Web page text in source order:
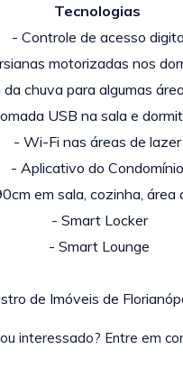
Tecnologias
- Controle de acesso
motorizadas nos
chuva para algumas
USB na sala e
- Wi-Fi nas áreas de lazer
- Aplicativo do Condomínio
em sala, cozinha, área
- Smart Locker
- Smart Lounge
de Imóveis de
interessado? Entre em